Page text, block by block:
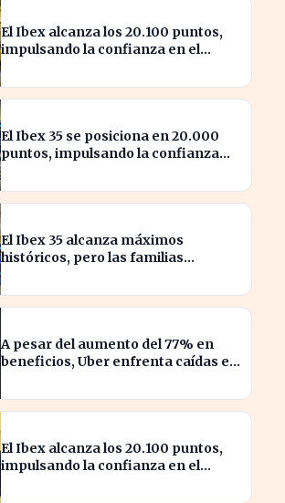
El Ibex alcanza los 20.100 puntos,
impulsando la confianza en el
El Ibex 35 se posiciona en 20.000
puntos, impulsando la confianza
El Ibex 35 alcanza máximos
históricos, pero las familias
A pesar del aumento del 77% en
beneficios, Uber enfrenta caídas en
El Ibex alcanza los 20.100 puntos,
impulsando la confianza en el